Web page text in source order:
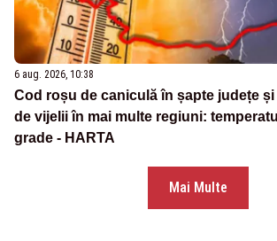
6 aug. 2026, 10:38
Cod roșu de caniculă în șapte județe
de vijelii în mai multe regiuni:
grade - HARTA
Mai Multe